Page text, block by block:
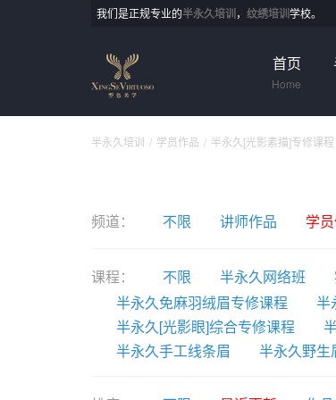
我们是正规专业的半永久培训， 纹绣培训学校。
首页
Home
半永久培训 学员作品 半永久[光影素描]专修课程
频道： 不限 讲师作品 学
课程： 不限 半永久网络班
半永久免麻羽绒眉专修课程
半
半永久[光影眼]综合专修课程
半永久手工线条眉
半永久野生